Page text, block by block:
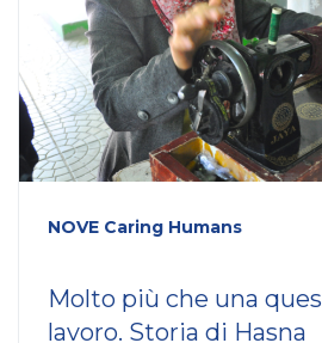
NOVE Caring Humans
Molto più che una
lavoro. Storia di Hasna